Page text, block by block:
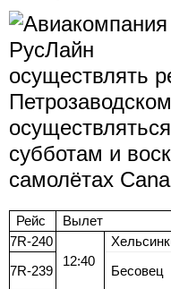
осуществлять
субботам и
самолётах
Рейс Вылет
7R-240
12:40
7R-239 Бесовец